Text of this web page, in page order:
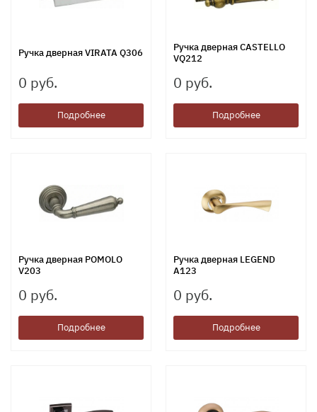
Ручка дверная VIRATA Q306
0 руб.
Подробнее
Ручка дверная CASTELLO
VQ212
0 руб.
Подробнее
Ручка дверная POMOLO
V203
0 руб.
Подробнее
Ручка дверная LEGEND
A123
0 руб.
Подробнее